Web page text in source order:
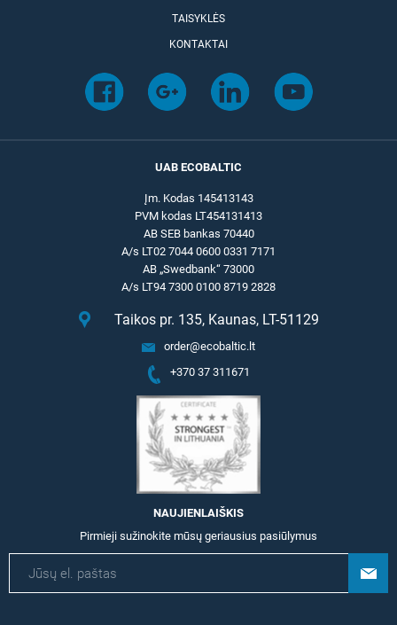
TAISYKLĖS
KONTAKTAI
UAB ECOBALTIC
Įm. Kodas 145413143
PVM kodas LT454131413
AB SEB bankas 70440
A/s LT02 7044 0600 0331 7171
AB „Swedbank“ 73000
A/s LT94 7300 0100 8719 2828
Taikos pr. 135, Kaunas, LT-51129
order@ecobaltic.lt
+370 37 311671
NAUJIENLAIŠKIS
Pirmieji sužinokite mūsų geriausius pasiūlymus